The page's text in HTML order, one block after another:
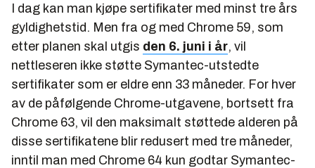
I dag kan man kjøpe sertifikater med minst tre års
gyldighetstid. Men fra og med Chrome 59, som
etter planen skal utgis den 6. juni i år, vil
nettleseren ikke støtte Symantec-utstedte
sertifikater som er eldre enn 33 måneder. For hver
av de påfølgende Chrome-utgavene, bortsett fra
Chrome 63, vil den maksimalt støttede alderen på
disse sertifikatene blir redusert med tre måneder,
inntil man med Chrome 64 kun godtar Symantec-